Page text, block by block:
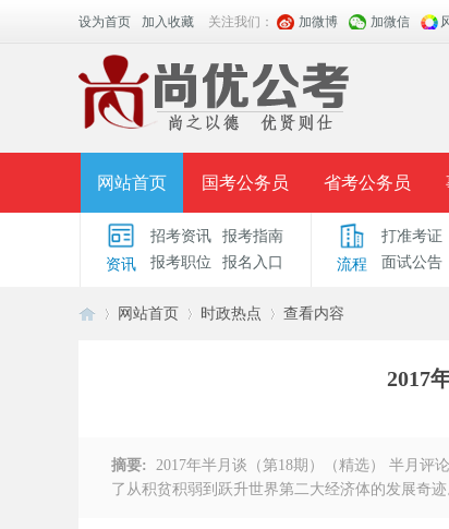
设为首页 加入收藏 关注我们： 加微博 加微信
网站首页 国考公务员 省考公务员
面授课程 招考公告 面试公告 报
时政热点 视频课堂 名师团队
资讯
招考资讯
报考指南
报考职位
报名入口 流程
打准考证
面试公告
网站首页 时政热点 查看内容
2017
摘要: 2017年半月谈（第18期）（精选） 半月评
了从积贫积弱到跃升世界第二大经济体的发展奇